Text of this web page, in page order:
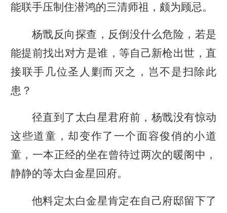
能联手压制住潜鸿的三清师祖，颇为顾忌。
杨戬反向探查，反倒没什么危险，若是
能提前找出对方是谁，等自己新枪出世，直
接联手几位圣人剿而灭之，岂不是扫除此
患？
径直到了太白星君府前，杨戬没有惊动
这些道童，却变作了一个面容俊俏的小道
童，一本正经的坐在曾待过两次的暖阁中，
静静的等太白金星回府。
他料定太白金星肯定在自己府邸留下了